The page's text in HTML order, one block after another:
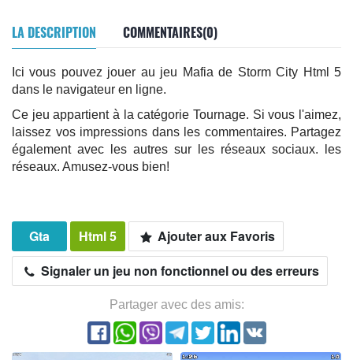
LA DESCRIPTION COMMENTAIRES(0)
Ici vous pouvez jouer au jeu Mafia de Storm City Html 5
dans le navigateur en ligne.
Ce jeu appartient à la catégorie Tournage. Si vous l'aimez,
laissez vos impressions dans les commentaires. Partagez
également avec les autres sur les réseaux sociaux. les
réseaux. Amusez-vous bien!
Gta Html 5
Ajouter aux Favoris
Signaler un jeu non fonctionnel ou des erreurs
Partager avec des amis: